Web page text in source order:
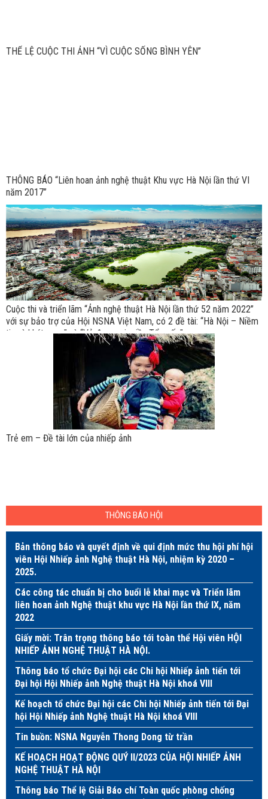
THỂ LỆ CUỘC THI ẢNH “VÌ CUỘC SỐNG BÌNH YÊN”
THÔNG BÁO “Liên hoan ảnh nghệ thuật Khu vực Hà Nội lần thứ VI
năm 2017”
Cuộc thi và triển lãm “Ảnh nghệ thuật Hà Nội lần thứ 52 năm 2022”
với sự bảo trợ của Hội NSNA Việt Nam, có 2 đề tài: “Hà Nội – Niềm
tin và khát vọng” và “Vẻ đẹp mọi miền Tổ quốc”.
Trẻ em – Đề tài lớn của nhiếp ảnh
THÔNG BÁO HỘI
Bản thông báo và quyết định về qui định mức thu hội phí hội
viên Hội Nhiếp ảnh Nghệ thuật Hà Nội, nhiệm kỳ 2020 –
2025.
Các công tác chuẩn bị cho buổi lễ khai mạc và Triển lãm
liên hoan ảnh Nghệ thuật khu vực Hà Nội lần thứ IX, năm
2022
Giấy mời: Trân trọng thông báo tới toàn thể Hội viên HỘI
NHIẾP ẢNH NGHỆ THUẬT HÀ NỘI.
Thông báo tổ chức Đại hội các Chi hội Nhiếp ảnh tiến tới
Đại hội Hội Nhiếp ảnh Nghệ thuật Hà Nội khoá VIII
Kế hoạch tổ chức Đại hội các Chi hội Nhiếp ảnh tiến tới Đại
hội Hội Nhiếp ảnh Nghệ thuật Hà Nội khoá VIII
Tin buồn: NSNA Nguyễn Thong Dong từ trần
KẾ HOẠCH HOẠT ĐỘNG QUÝ II/2023 CỦA HỘI NHIẾP ẢNH
NGHỆ THUẬT HÀ NỘI
Thông báo Thể lệ Giải Báo chí Toàn quốc phòng chống